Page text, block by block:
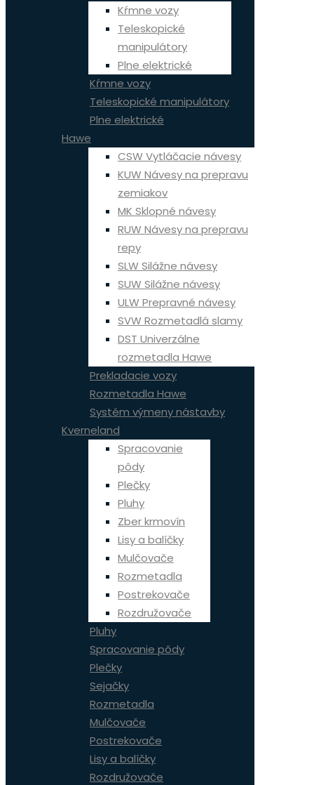
Kŕmne vozy
Teleskopické
manipulátory
Plne elektrické
Kŕmne vozy
Teleskopické manipulátory
Plne elektrické
Hawe
CSW Vytláčacie návesy
KUW Návesy na prepravu
zemiakov
MK Sklopné návesy
RUW Návesy na prepravu
repy
SLW Silážne návesy
SUW Silážne návesy
ULW Prepravné návesy
SVW Rozmetadlá slamy
DST Univerzálne
rozmetadla Hawe
Prekladacie vozy
Rozmetadla Hawe
Systém výmeny nástavby
Kverneland
Spracovanie
pôdy
Plečky
Pluhy
Zber krmovín
Lisy a balíčky
Mulčovače
Rozmetadla
Postrekovače
Rozdružovače
Pluhy
Spracovanie pôdy
Plečky
Sejačky
Rozmetadla
Mulčovače
Postrekovače
Lisy a balíčky
Rozdružovače